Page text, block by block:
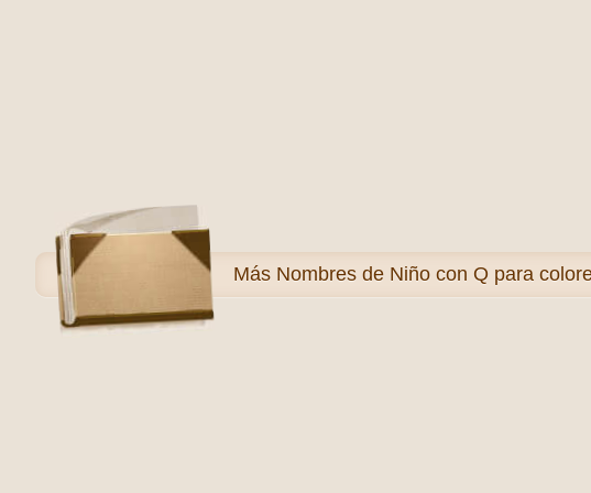
Más Nombres de Niño con Q para